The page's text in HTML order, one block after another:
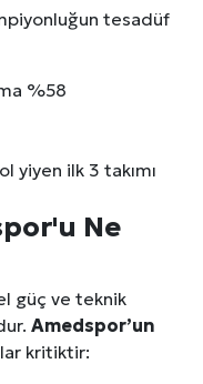
tesadüf
%58
yiyen ilk 3 takımı
Ne
güç ve teknik
Amedspor’un
kritiktir: